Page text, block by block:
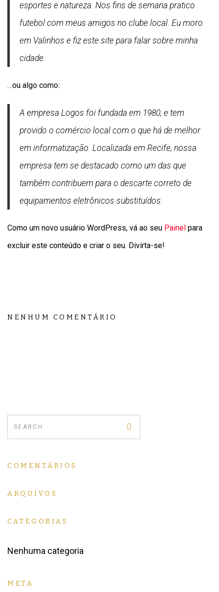
esportes e natureza. Nos fins de semana pratico
futebol com meus amigos no clube local. Eu moro
em Valinhos e fiz este site para falar sobre minha
cidade.
…ou algo como:
A empresa Logos foi fundada em 1980, e tem
provido o comércio local com o que há de melhor
em informatização. Localizada em Recife, nossa
empresa tem se destacado como um das que
também contribuem para o descarte correto de
equipamentos eletrônicos substituídos.
Como um novo usuário WordPress, vá ao seu Painel para
excluir este conteúdo e criar o seu. Divirta-se!
NENHUM COMENTÁRIO
COMENTÁRIOS
ARQUIVOS
CATEGORIAS
Nenhuma categoria
META